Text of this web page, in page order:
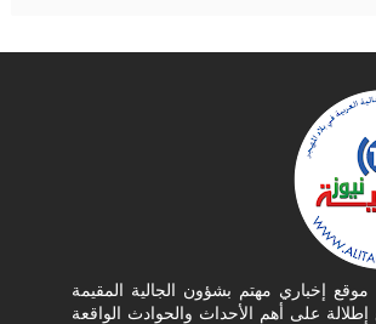
موقع إخباري مهتم بشؤون الجالية المقيمة
على أهم الأحداث والحوادث الواقعة